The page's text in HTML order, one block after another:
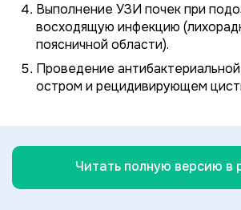
Выполнение УЗИ почек при
восходящую инфекцию
поясничной области).
Проведение
остром и рецидивирующем
Читать полную версию в